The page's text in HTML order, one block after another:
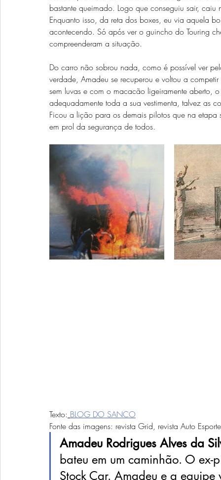
bastante queimado. Logo que conseguiu sair,
Enquanto isso, da reta dos boxes, eu via aquela
acontecendo. Só após ver o guincho do Touring
compreenderam a situação.
Do carro não sobrou nada, como é possível ver
verdade, Amadeu se recuperou e voltou a
sem luvas e com o macacão ligeiramente aberto,
adequadamente toda a sua vestimenta, talvez as
Ficou a lição para os demais pilotos que na
em prol da segurança de todos.
Texto: BLOG DO SANCO
Fonte das imagens: revista Grid, revista Auto
Amadeu Rodrigues Alves da
bateu em um caminhão. O
Stock Car. Amadeu e a